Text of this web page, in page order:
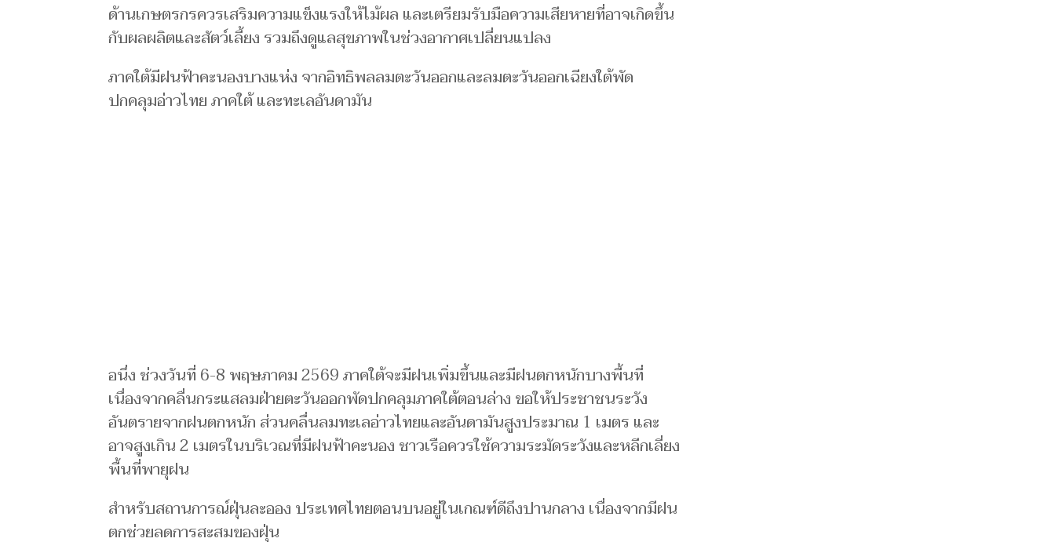
ด้านเกษตรกรควรเสริมความแข็งแรงให้ไม้ผล และเตรียมรับมือความเสียหายที่อาจเกิดขึ้น
กับผลผลิตและสัตว์เลี้ยง รวมถึงดูแลสุขภาพในช่วงอากาศเปลี่ยนแปลง
ภาคใต้มีฝนฟ้าคะนองบางแห่ง จากอิทธิพลลมตะวันออกและลมตะวันออกเฉียงใต้พัด
ปกคลุมอ่าวไทย ภาคใต้ และทะเลอันดามัน
อนึ่ง ช่วงวันที่ 6-8 พฤษภาคม 2569 ภาคใต้จะมีฝนเพิ่มขึ้นและมีฝนตกหนักบางพื้นที่
เนื่องจากคลื่นกระแสลมฝ่ายตะวันออกพัดปกคลุมภาคใต้ตอนล่าง ขอให้ประชาชนระวัง
อันตรายจากฝนตกหนัก ส่วนคลื่นลมทะเลอ่าวไทยและอันดามันสูงประมาณ 1 เมตร และ
อาจสูงเกิน 2 เมตรในบริเวณที่มีฝนฟ้าคะนอง ชาวเรือควรใช้ความระมัดระวังและหลีกเลี่ยง
พื้นที่พายุฝน
สำหรับสถานการณ์ฝุ่นละออง ประเทศไทยตอนบนอยู่ในเกณฑ์ดีถึงปานกลาง เนื่องจากมีฝน
ตกช่วยลดการสะสมของฝุ่น